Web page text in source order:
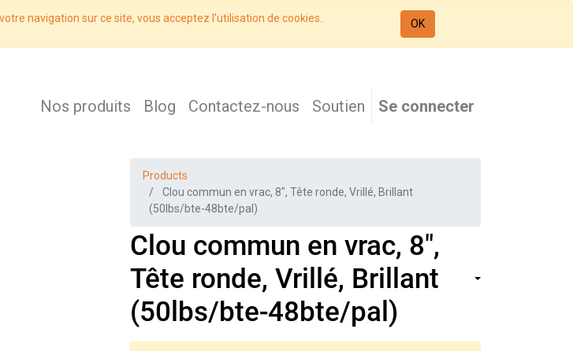
navigation sur ce site, vous acceptez l’utilisation de cookies. OK
Nos produits Blog Contactez-nous Soutien Se connecter
Products
Clou commun en vrac, 8", Tête ronde, Vrillé, Brillant
(50lbs/bte-48bte/pal)
Clou commun en vrac, 8",
Tête ronde, Vrillé, Brillant
(50lbs/bte-48bte/pal)